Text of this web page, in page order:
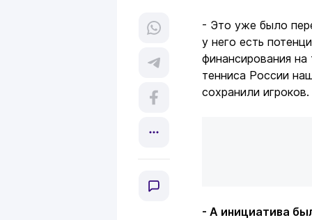
- Это уже было
у него есть
финансирования
тенниса России
сохранили игроков.
- А инициатива